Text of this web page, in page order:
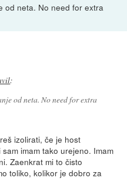
od neta. No need for extra
:
od neta. No need for extra
izolirati, če je host
imam tako urejeno. Imam
Zaenkrat mi to čisto
toliko, kolikor je dobro za